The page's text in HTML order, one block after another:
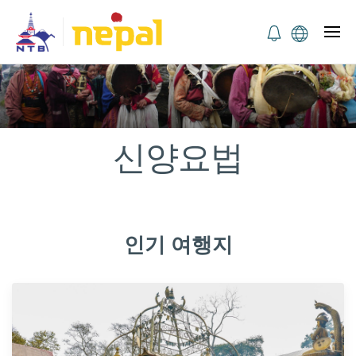
신양요법
인기 여행지